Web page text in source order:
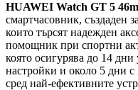
HUAWEI Watch GT 5
смартчасовник, създаден
които търсят надежден
помощник при спортни
която осигурява до 14
настройки и около 5 дни
сред най-ефективните